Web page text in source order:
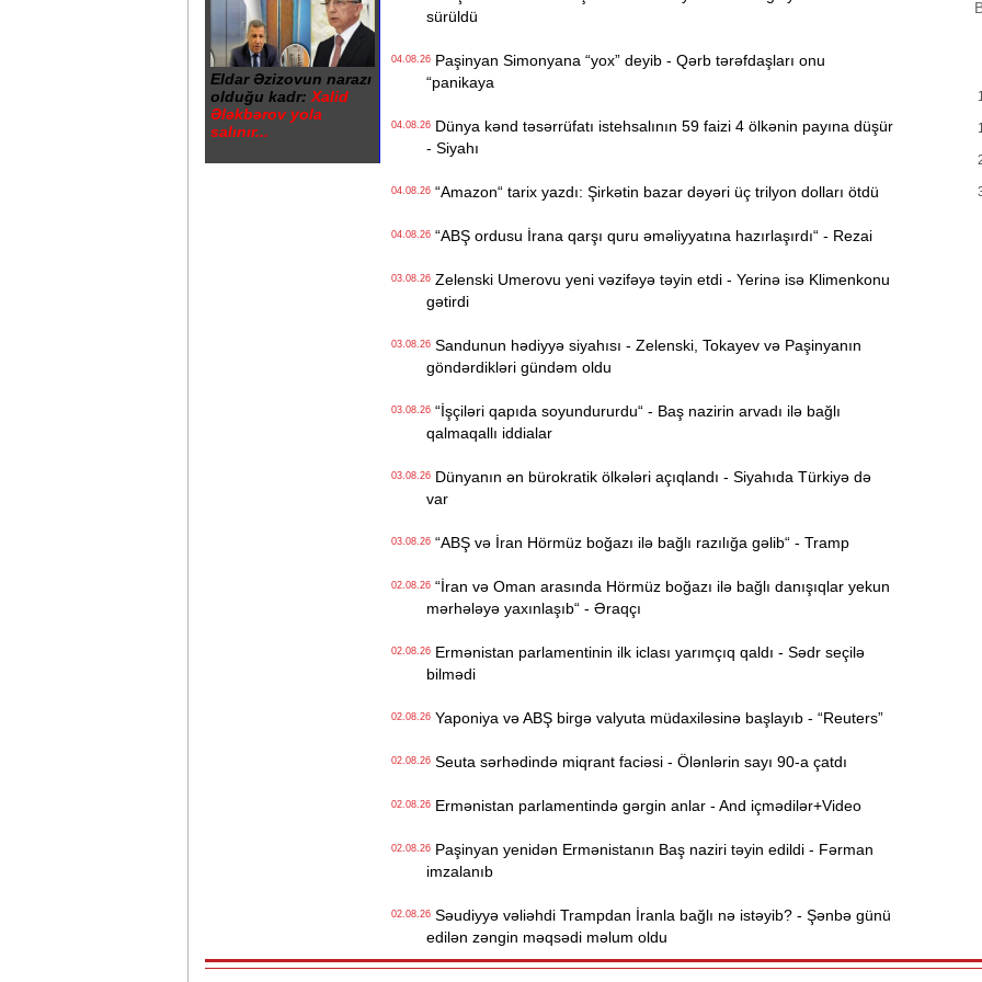
Eldar Əzizovun narazı
olduğu kadr: Xalid
Ələkbərov yola
salınır...
sürüldü
04.08.26Paşinyan Simonyana “yox” deyib - Qərb tərəfdaşları onu
“panikaya
04.08.26Dünya kənd təsərrüfatı istehsalının 59 faizi 4 ölkənin payına düşür
- Siyahı
04.08.26“Amazon“ tarix yazdı: Şirkətin bazar dəyəri üç trilyon dolları ötdü
04.08.26“ABŞ ordusu İrana qarşı quru əməliyyatına hazırlaşırdı“ - Rezai
03.08.26Zelenski Umerovu yeni vəzifəyə təyin etdi - Yerinə isə Klimenkonu
gətirdi
03.08.26Sandunun hədiyyə siyahısı - Zelenski, Tokayev və Paşinyanın
göndərdikləri gündəm oldu
03.08.26“İşçiləri qapıda soyundururdu“ - Baş nazirin arvadı ilə bağlı
qalmaqallı iddialar
03.08.26Dünyanın ən bürokratik ölkələri açıqlandı - Siyahıda Türkiyə də
var
03.08.26“ABŞ və İran Hörmüz boğazı ilə bağlı razılığa gəlib“ - Tramp
02.08.26“İran və Oman arasında Hörmüz boğazı ilə bağlı danışıqlar yekun
mərhələyə yaxınlaşıb“ - Əraqçı
02.08.26Ermənistan parlamentinin ilk iclası yarımçıq qaldı - Sədr seçilə
bilmədi
02.08.26Yaponiya və ABŞ birgə valyuta müdaxiləsinə başlayıb - “Reuters”
02.08.26Seuta sərhədində miqrant faciəsi - Ölənlərin sayı 90-a çatdı
02.08.26Ermənistan parlamentində gərgin anlar - And içmədilər+Video
02.08.26Paşinyan yenidən Ermənistanın Baş naziri təyin edildi - Fərman
imzalanıb
02.08.26Səudiyyə vəliəhdi Trampdan İranla bağlı nə istəyib? - Şənbə günü
edilən zəngin məqsədi məlum oldu